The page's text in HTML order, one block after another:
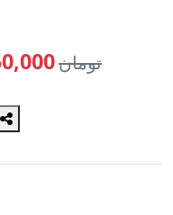
385,000,000 تومان